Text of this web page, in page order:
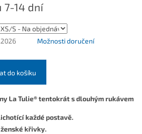
7-14 dní
Možnosti doručení
do košíku
La Tulie® tentokrát s dlouhým rukávem
každé postavě.
křivky.